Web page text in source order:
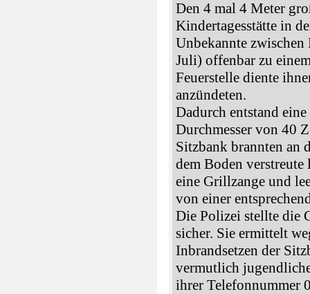
Den 4 mal 4 Meter
Kindertagesstätte in
Unbekannte
Juli) offenbar zu
Feuerstelle diente
anzündeten.
Dadurch entstand
Durchmesser von 40
Sitzbank brannten an
dem Boden verstreute
eine Grillzange und
von einer
Die Polizei stellte die
sicher. Sie ermittelt
Inbrandsetzen der
vermutlich
ihrer Telefonnummer